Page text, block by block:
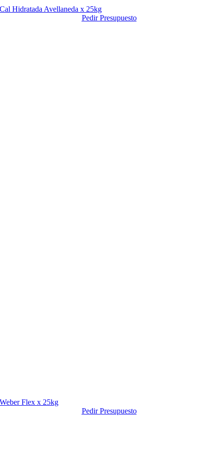
Cal Hidratada Avellaneda x 25kg
Pedir Presupuesto
Weber Flex x 25kg
Pedir Presupuesto